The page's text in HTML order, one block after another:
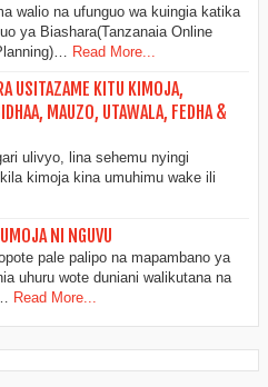
walio na ufunguo wa kuingia katika
ya Biashara(Tanzanaia Online
Read More...
USITAZAME KITU KIMOJA,
MAUZO, UTAWALA, FEDHA &
ulivyo, lina sehemu nyingi
kimoja kina umuhimu wake ili
NI NGUVU
pale palipo na mapambano ya
uhuru wote duniani walikutana na
Read More...